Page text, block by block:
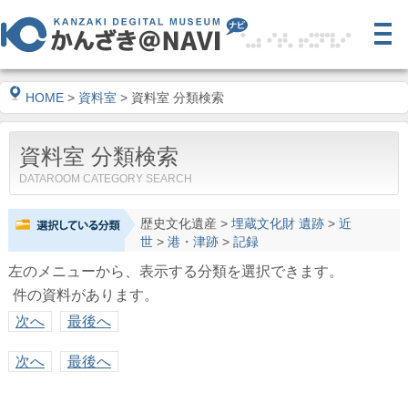
HOME > 資料室 > 資料室 分類検索
資料室 分類検索
DATAROOM CATEGORY SEARCH
歴史文化遺産> 埋蔵文化財 遺跡> 近
世> 港・津跡> 記録
左のメニューから、表示する分類を選択できます。
件の資料があります。
次へ
最後へ
次へ 最後へ